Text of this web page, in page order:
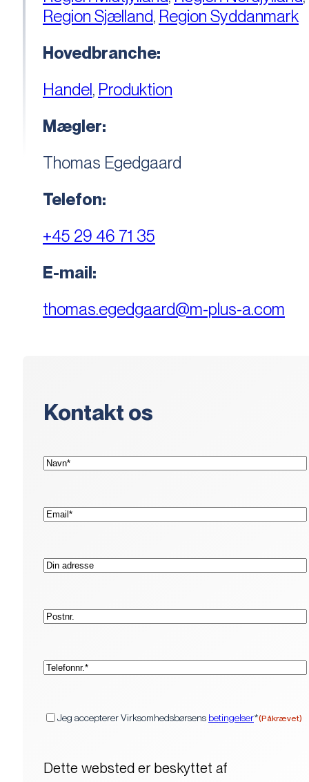
Region Sjælland, Region Syddanmark
Hovedbranche:
Handel, Produktion
Mægler:
Thomas Egedgaard
Telefon:
+45 29 46 71 35
E-mail:
thomas.egedgaard@m-plus-a.com
Kontakt os
Navn*
E-
mail*
Adresse
Postnr.
Telefon*
Jeg accepterer Virksomhedsbørsens betingelser*(Påkrævet)
Dette websted er beskyttet af